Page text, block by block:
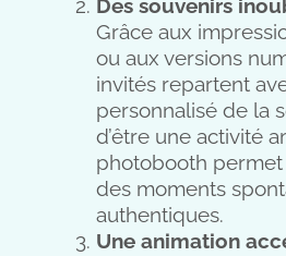
Des souvenirs
Grâce aux
ou aux versions
invités repartent
personnalisé de la
d’être une activité
photobooth
des moments
authentiques.
Une animation